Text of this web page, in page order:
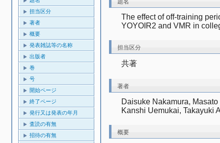
担当区分
著者
概要
発表雑誌等の名称
出版者
巻
号
開始ページ
終了ページ
発行又は発表の年月
査読の有無
招待の有無
題名
The effect of off-training
YOYOIR2 and VMR in
担当区分
共著
著者
Daisuke Nakamura,
Kanshi Uemukai, Takayuki
概要